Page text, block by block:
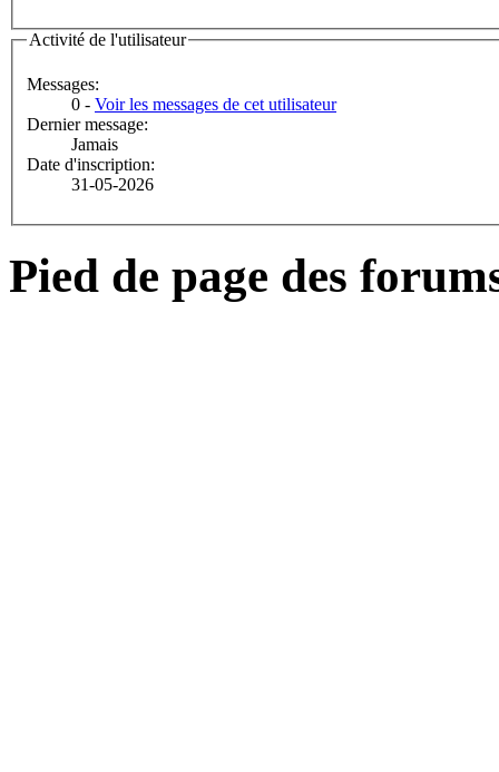
Activité de l'utilisateur
Messages:
0 - Voir les messages de cet utilisateur
Dernier message:
Jamais
Date d'inscription:
31-05-2026
Pied de page des